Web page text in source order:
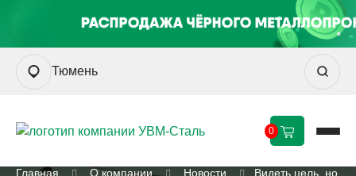
Тюмень
0
Главная О компании Новости
Видеть цель, но